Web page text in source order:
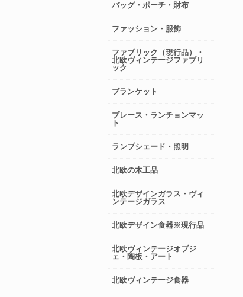
バッグ・ポーチ・財布
ファッション・服飾
ファブリック（現行品）・
北欧ヴィンテージファブリ
ック
ブランケット
プレース・ランチョンマッ
ト
ランプシェード・照明
北欧の木工品
北欧デザインガラス・ヴィ
ンテージガラス
北欧デザイン食器※現行品
北欧ヴィンテージオブジ
ェ・陶板・アート
北欧ヴィンテージ食器